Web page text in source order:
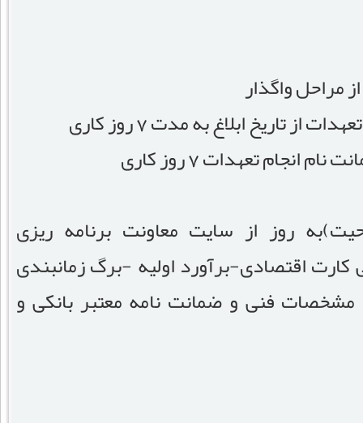
مراحل واگذار
تاریخ ابلاغ به مدت 7 روز کاری
تعهدات 7 روز کاری
روز از سایت معاونت برنامه ریزی
اقتصادی-برآورد اولیه -برگ زمانبندی
فنی و ضمانت نامه معتبر بانکی و